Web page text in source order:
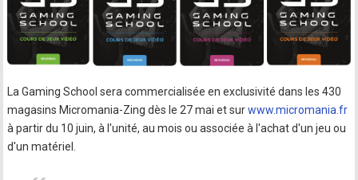
La Gaming School sera commercialisée en exclusivité dans les 430
magasins Micromania-Zing dès le 27 mai et surwww.micromania.fr
à partir du 10 juin, à l'unité, au mois ou associée à l'achat d'un jeu ou
d'un matériel.